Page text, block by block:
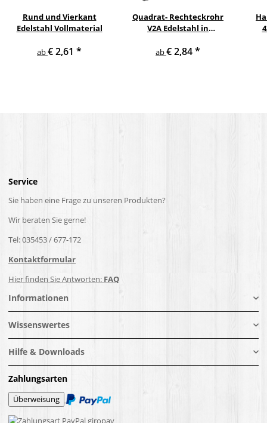
Rund und Vierkant
Edelstahl Vollmaterial
ab€ 2,61 *
Quadrat- Rechteckrohr
V2A Edelstahl in
Querschnitten und
ab€ 2,84*
Service
Sie haben eine Frage zu unseren Produkten?
Wir beraten Sie gerne!
Tel: 035453 / 677-172
Kontaktformular
Hier finden Sie Antworten: FAQ
Informationen
Wissenswertes
Hilfe & Downloads
Zahlungsarten